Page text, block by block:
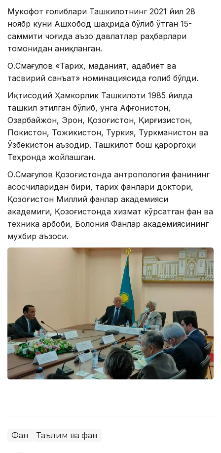
Мукофот ғолиблари Ташкилотнинг 2021 йил 28
ноябр куни Ашхобод шаҳрида бўлиб ўтган 15-
саммити чоғида аъзо давлатлар раҳбарлари
томонидан аниқланган.
О.Смағулов «Тарих, маданият, адабиёт ва
тасвирий санъат» номинациясида ғолиб бўлди.
Иқтисодий Ҳамкорлик Ташкилоти 1985 йилда
ташкил этилган бўлиб, унга Афғонистон,
Озарбайжон, Эрон, Қозоғистон, Қирғизистон,
Покистон, Тожикистон, Туркия, Туркманистон ва
Ўзбекистон аъзодир. Ташкилот бош қароргоҳи
Теҳронда жойлашган.
О.Смағулов Қозоғистонда антропология фанининг
асосчиларидан бири, тарих фанлари доктори,
Қозоғистон Миллий фанлар академияси
академиги, Қозоғистонда хизмат кўрсатган фан ва
техника арбоби, Болония Фанлар академиясининг
мухбир аъзоси.
Фан Таълим ва фан